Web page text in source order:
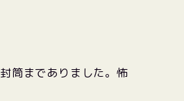
筒までありました。怖